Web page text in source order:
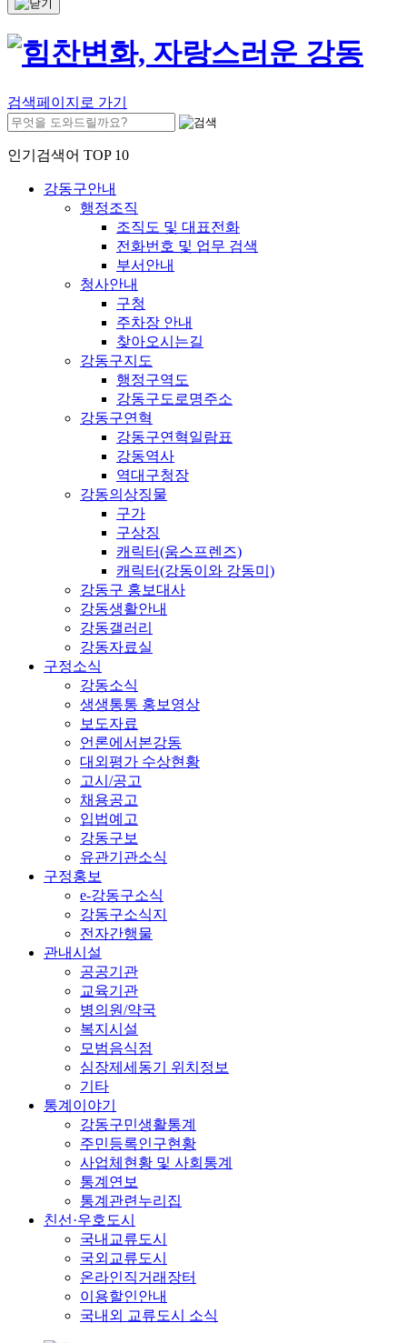
검색페이지로 가기
인기검색어 TOP 10
강동구안내
행정조직
조직도 및 대표전화
전화번호 및 업무 검색
부서안내
청사안내
구청
주차장 안내
찾아오시는길
강동구지도
행정구역도
강동구도로명주소
강동구연혁
강동구연혁일람표
강동역사
역대구청장
강동의상징물
구가
구상징
캐릭터(움스프렌즈)
캐릭터(강동이와 강동미)
강동구 홍보대사
강동생활안내
강동갤러리
강동자료실
구정소식
강동소식
생생통통 홍보영상
보도자료
언론에서본강동
대외평가 수상현황
고시/공고
채용공고
입법예고
강동구보
유관기관소식
구정홍보
e-강동구소식
강동구소식지
전자간행물
관내시설
공공기관
교육기관
병의원/약국
복지시설
모범음식점
심장제세동기 위치정보
기타
통계이야기
강동구민생활통계
주민등록인구현황
사업체현황 및 사회통계
통계연보
통계관련누리집
친선·우호도시
국내교류도시
국외교류도시
온라인직거래장터
이용할인안내
국내외 교류도시 소식